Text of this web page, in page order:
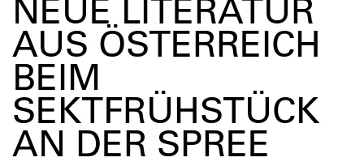
NEUE LITERATUR
AUS ÖSTERREICH
BEIM
SEKTFRÜHSTÜCK
AN DER SPREE